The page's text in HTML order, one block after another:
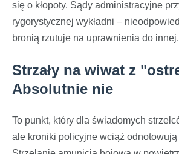
się o kłopoty. Sądy administracyjne
rygorystycznej wykładni –
bronią rzutuje na uprawnienia do innej.
Strzały na wiwat z
Absolutnie nie
To punkt, który dla świadomych
ale kroniki policyjne wciąż